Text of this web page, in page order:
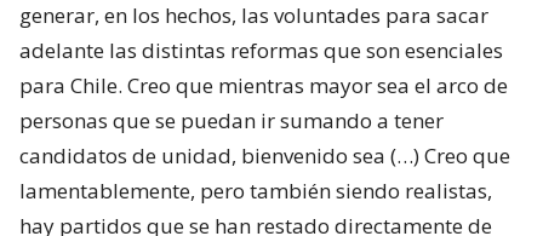
generar, en los hechos, las voluntades para sacar
adelante las distintas reformas que son esenciales
para Chile. Creo que mientras mayor sea el arco de
personas que se puedan ir sumando a tener
candidatos de unidad, bienvenido sea (…) Creo que
lamentablemente, pero también siendo realistas,
hay partidos que se han restado directamente de